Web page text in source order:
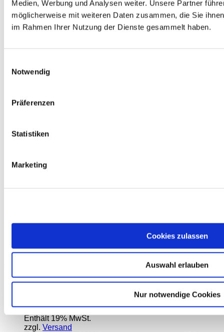
Medien, Werbung und Analysen weiter. Unsere Partner
möglicherweise mit weiteren Daten zusammen, die Sie
im Rahmen Ihrer Nutzung der Dienste gesammelt haben.
Notwendig
Präferenzen
Statistiken
Marketing
Cookies zulassen
Auswahl erlauben
Nur notwendige Cookies
Oktober 2020(2)
September 2020(3)
August 2020(1)
Februar 2019
November 2017
Oktober 2015
Juli 2015
AUFTAKT
zzgl.Versand
2025 PARADIES AUF ERDEN Riesling Rosenberg
fruchtsüß 750 ml €10,50
Enthält 19% MwSt.
zzgl. Versand